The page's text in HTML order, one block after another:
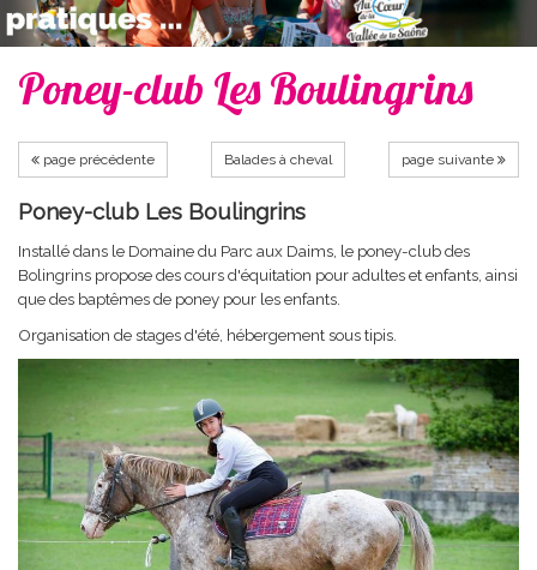
Poney-club Les Boulingrins
page précédente Balades à cheval page suivante
Poney-club Les Boulingrins
Installé dans le Domaine du Parc aux Daims, le poney-club des
Bolingrins propose des cours d'équitation pour adultes et enfants, ainsi
que des baptêmes de poney pour les enfants.
Organisation de stages d'été, hébergement sous tipis.